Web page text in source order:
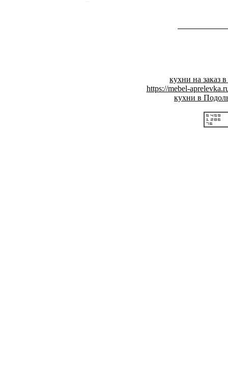
кухни на заказ
https://mebel-
кухни в